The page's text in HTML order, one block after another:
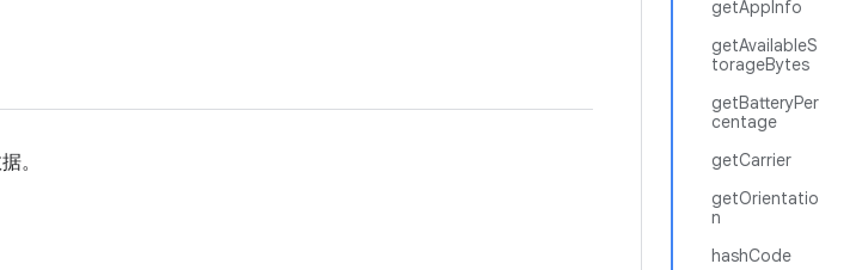
getAppInfo
getAvailableS
torageBytes
getBatteryPer
centage
getCarrier
getOrientatio
n
hashCode
。